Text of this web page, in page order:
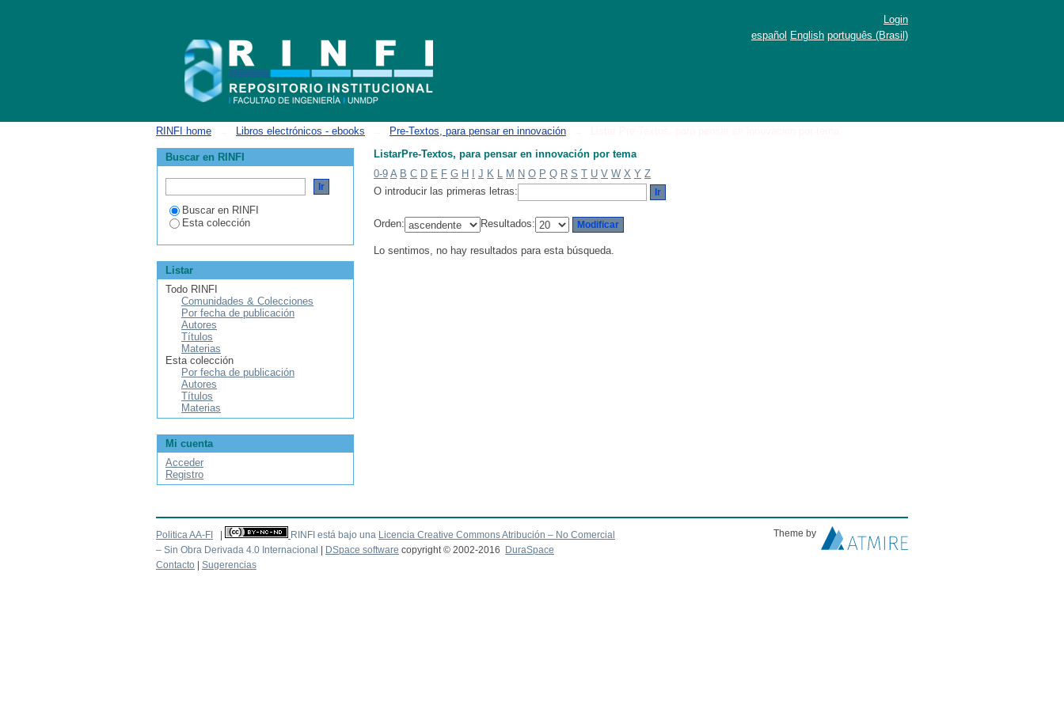
Login
español English português (Brasil)
RINFI home Libros electrónicos - ebooks Pre-Textos, para pensar en innovación
ListarPre-Textos, para pensar en innovación por tema
0-9 A B C D E F G H J K L M N O P Q R S T U V W X Y Z
O introducir las primeras letras:
Orden: Resultados:
Lo sentimos, no hay resultados para esta búsqueda.
Buscar en RINFI
Buscar en RINFI
Esta colección
Listar
Todo RINFI
Comunidades & Colecciones
Por fecha de publicación
Autores
Títulos
Materias
Esta colección
Por fecha de publicación
Autores
Títulos
Materias
Mi cuenta
Acceder
Registro
Politica AA-FI RINFI está bajo una Licencia Creative Commons Atribución – No Comercial
– Sin Obra Derivada 4.0 Internacional
DSpace software copyright © 2002-2016 DuraSpace
Theme by
Contacto Sugerencias